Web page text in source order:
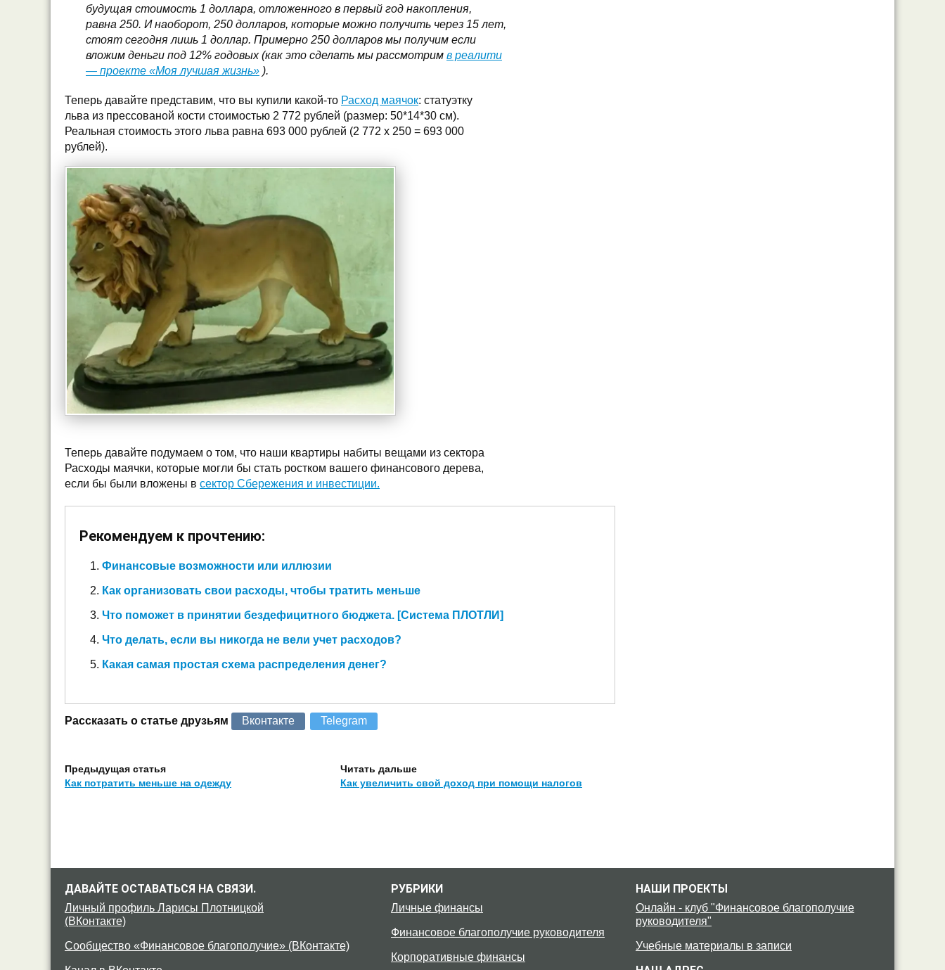
будущая стоимость 1 доллара, отложенного в первый год накопления,
равна 250. И наоборот, 250 долларов, которые можно получить через 15 лет,
стоят сегодня лишь 1 доллар. Примерно 250 долларов мы получим если
вложим деньги под 12% годовых (как это сделать мы рассмотрим в реалити
— проекте «Моя лучшая жизнь» ).
Теперь давайте представим, что вы купили какой-то Расход маячок: статуэтку
льва из прессованой кости стоимостью 2 772 рублей (размер: 50*14*30 см).
Реальная стоимость этого льва равна 693 000 рублей (2 772 х 250 = 693 000
рублей).
Теперь давайте подумаем о том, что наши квартиры набиты вещами из сектора
Расходы маячки, которые могли бы стать ростком вашего финансового дерева,
если бы были вложены в сектор Сбережения и инвестиции.
Рекомендуем к прочтению:
Финансовые возможности или иллюзии
Как организовать свои расходы, чтобы тратить меньше
Что поможет в принятии бездефицитного бюджета. [Система ПЛОТЛИ]
Что делать, если вы никогда не вели учет расходов?
Какая самая простая схема распределения денег?
Рассказать о статье друзьям Вконтакте Telegram
Предыдущая статья
Как потратить меньше на одежду
Читать дальше
Как увеличить свой доход при помощи налогов
ДАВАЙТЕ ОСТАВАТЬСЯ НА СВЯЗИ.
Личный профиль Ларисы Плотницкой
(ВКонтакте)
Сообщество «Финансовое благополучие» (ВКонтакте)
РУБРИКИ
Личные финансы
Финансовое благополучие руководителя
Корпоративные финансы
НАШИ ПРОЕКТЫ
Онлайн - клуб "Финансовое благополучие
руководителя"
Учебные материалы в записи